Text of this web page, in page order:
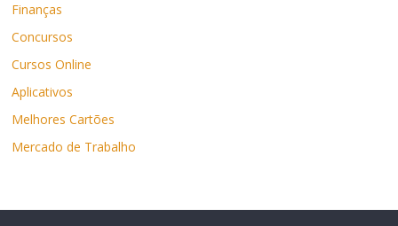
Finanças
Concursos
Cursos Online
Aplicativos
Melhores Cartões
Mercado de Trabalho